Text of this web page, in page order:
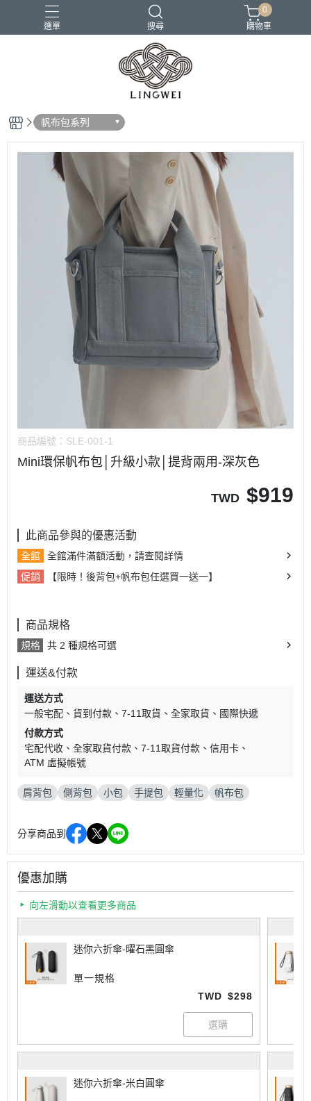
選單 搜尋
最美筆電包 筆電包
0
購物車
帆布包系列
商品編號： SLE-001-1
Mini環保帆布包│升級小款│提背兩用-深灰色
TWD $919
此商品參與的優惠活動
全館
全館滿件滿額活動，請查閱詳情
促銷
【限時！後背包+帆布包任選買一送一】
商品規格
規格 共 2 種規格可選
運送&付款
運送方式
一般宅配
貨到付款 7-11取貨 全家取貨
國際快遞
付款方式
宅配代收
全家取貨付款 7-11取貨付款
信用卡
ATM 虛擬帳號
肩背包 側背包 小包 手提包 輕量化 帆布包
分享商品到
優惠加購
向左滑動以查看更多商品
迷你六折傘-曜石黑圓傘
單一規格
TWD $298
迷你六折傘-米白圓傘